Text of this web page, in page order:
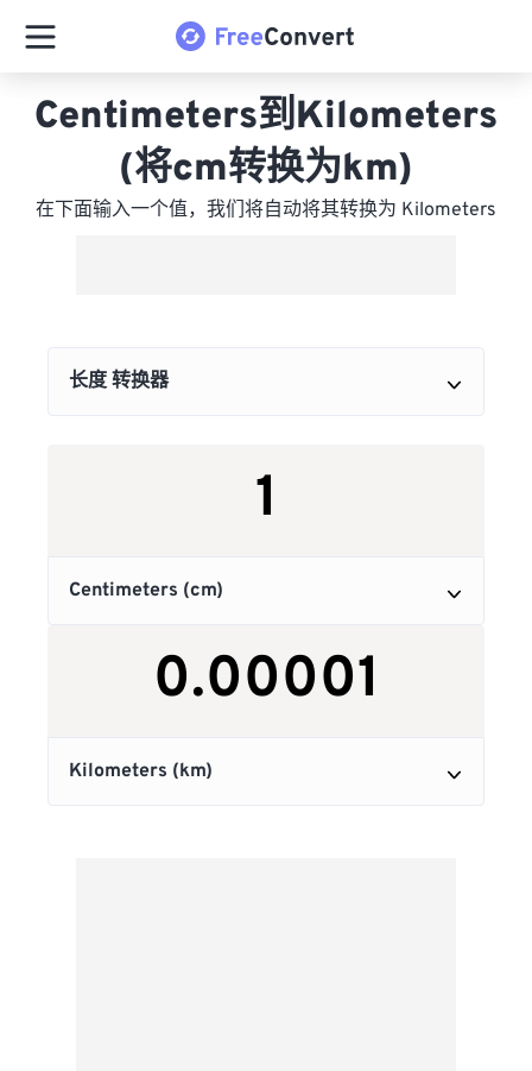
Centimeters到Kilometers
(将cm转换为km)
在下面输入一个值，我们将自动将其转换为 Kilometers